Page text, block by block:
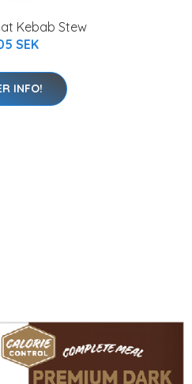
Kebab Stew
SEK
INFO!